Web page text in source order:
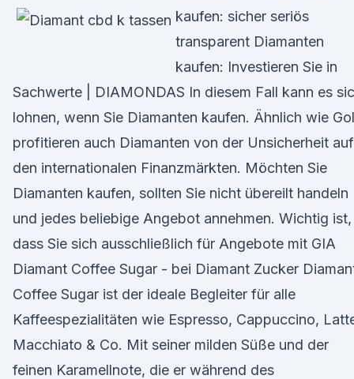
kaufen: sicher seriös
transparent Diamanten
kaufen: Investieren Sie in
Sachwerte | DIAMONDAS In diesem Fall kann es
lohnen, wenn Sie Diamanten kaufen. Ähnlich wie
profitieren auch Diamanten von der Unsicherheit auf
den internationalen Finanzmärkten. Möchten Sie
Diamanten kaufen, sollten Sie nicht übereilt handeln
und jedes beliebige Angebot annehmen. Wichtig ist,
dass Sie sich ausschließlich für Angebote mit GIA
Diamant Coffee Sugar - bei Diamant Zucker
Coffee Sugar ist der ideale Begleiter für alle
Kaffeespezialitäten wie Espresso, Cappuccino,
Macchiato & Co. Mit seiner milden Süße und der
feinen Karamellnote, die er während des